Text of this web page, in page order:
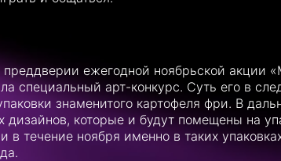
преддверии ежегодной ноябрьской акции
специальный арт-конкурс. Суть его в
знаменитого картофеля фри. В
дизайнов, которые и будут помещены на
в течение ноября именно в таких